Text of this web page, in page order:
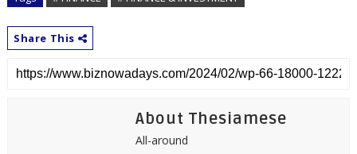
Share This
About Thesiamese
All-around